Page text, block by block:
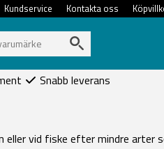
Kontakta oss
Kundservice
Snabb leverans
vid fiske efter mindre arter